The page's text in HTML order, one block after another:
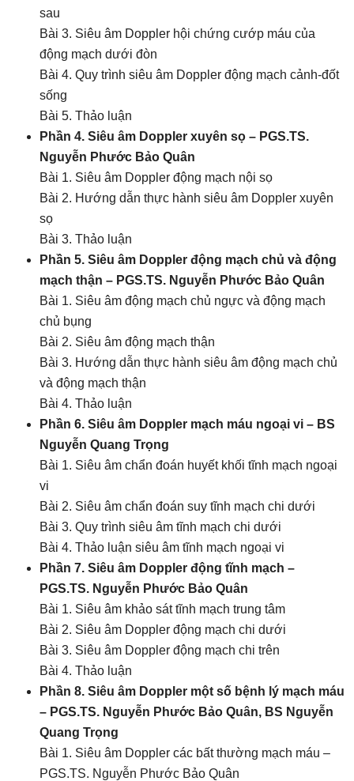
sau
Bài 3. Siêu âm Doppler hội chứng cướp máu của
động mạch dưới đòn
Bài 4. Quy trình siêu âm Doppler động mạch cảnh-đốt
sống
Bài 5. Thảo luận
Phần 4. Siêu âm Doppler xuyên sọ – PGS.TS.
Nguyễn Phước Bảo Quân
Bài 1. Siêu âm Doppler động mạch nội sọ
Bài 2. Hướng dẫn thực hành siêu âm Doppler xuyên
sọ
Bài 3. Thảo luận
Phần 5. Siêu âm Doppler động mạch chủ và động
mạch thận – PGS.TS. Nguyễn Phước Bảo Quân
Bài 1. Siêu âm động mạch chủ ngực và động mạch
chủ bụng
Bài 2. Siêu âm động mạch thận
Bài 3. Hướng dẫn thực hành siêu âm động mạch chủ
và động mạch thận
Bài 4. Thảo luận
Phần 6. Siêu âm Doppler mạch máu ngoại vi – BS
Nguyễn Quang Trọng
Bài 1. Siêu âm chẩn đoán huyết khối tĩnh mạch ngoại
vi
Bài 2. Siêu âm chẩn đoán suy tĩnh mạch chi dưới
Bài 3. Quy trình siêu âm tĩnh mạch chi dưới
Bài 4. Thảo luận siêu âm tĩnh mạch ngoại vi
Phần 7. Siêu âm Doppler động tĩnh mạch –
PGS.TS. Nguyễn Phước Bảo Quân
Bài 1. Siêu âm khảo sát tĩnh mạch trung tâm
Bài 2. Siêu âm Doppler động mạch chi dưới
Bài 3. Siêu âm Doppler động mạch chi trên
Bài 4. Thảo luận
Phần 8. Siêu âm Doppler một số bệnh lý mạch máu
– PGS.TS. Nguyễn Phước Bảo Quân, BS Nguyễn
Quang Trọng
Bài 1. Siêu âm Doppler các bất thường mạch máu –
PGS.TS. Nguyễn Phước Bảo Quân